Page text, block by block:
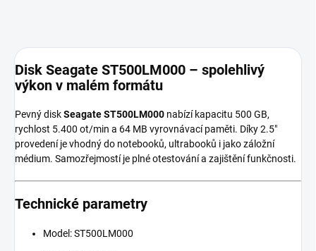
Disk Seagate ST500LM000 – spolehlivý
výkon v malém formátu
Pevný diskSeagate ST500LM000 nabízí kapacitu 500 GB,
rychlost 5.400 ot/min a 64 MB vyrovnávací paměti. Díky 2.5"
provedení je vhodný do notebooků, ultrabooků i jako záložní
médium. Samozřejmostí je plné otestování a zajištění funkčnosti.
Technické parametry
Model: ST500LM000